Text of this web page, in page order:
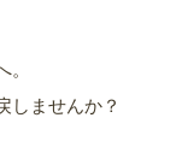
しませんか？